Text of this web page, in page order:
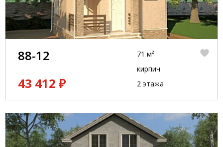
88-12
43 412 ₽
71 м²
кирпич
2 этажа